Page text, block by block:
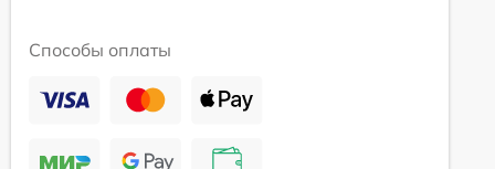
Способы оплаты